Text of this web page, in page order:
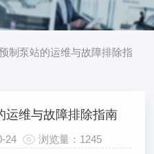
制泵站的运维与故障排除指
运维与故障排除指南
24 浏览量：1245